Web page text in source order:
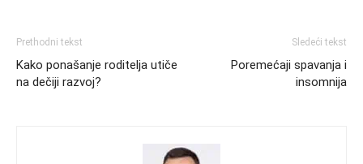
Prethodni tekst
Kako ponašanje roditelja utiče
na dečiji razvoj?
Sledeći tekst
Poremećaji spavanja i
insomnija